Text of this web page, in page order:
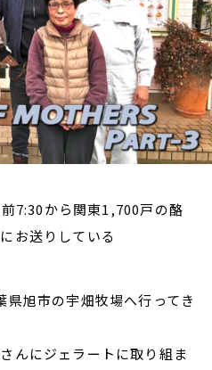
7:30から関東1,700戸の酪
お送りしている
県旭市の宇畑牧場へ行ってき
んにジェラートに取り組ま